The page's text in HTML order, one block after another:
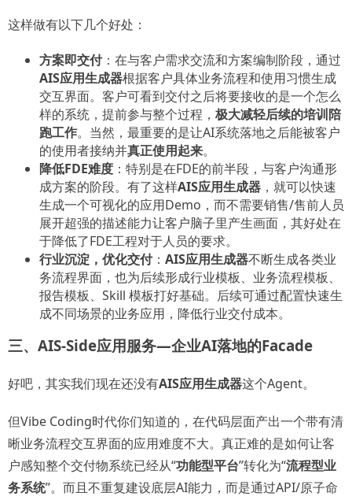
这样做有以下几个好处：
方案即交付：在与客户需求交流和方案编制阶段，通过
AIS应用生成器根据客户具体业务流程和使用习惯生成
交互界面。客户可看到交付之后将要接收的是一个怎么
样的系统，提前参与整个过程， 极大减轻后续的培训陪
跑工作。当然，最重要的是让AI系统落地之后能被客户
的使用者接纳并真正使用起来。
降低FDE难度 ：特别是在FDE的前半段，与客户沟通形
成方案的阶段。有了这样AIS应用生成器 ，就可以快速
生成一个可视化的应用Demo，而不需要销售/售前人员
展开超强的描述能力让客户脑子里产生画面，其好处在
于降低了FDE工程对于人员的要求。
行业沉淀，优化交付： AIS应用生成器不断生成各类业
务流程界面，也为后续形成行业模板、业务流程模板、
报告模板、Skill 模板打好基础。后续可通过配置快速生
成不同场景的业务应用，降低行业交付成本。
三、AIS-Side应用服务—企业AI落地的Facade
好吧，其实我们现在还没有AIS应用生成器这个Agent。
但Vibe Coding时代你们知道的，在代码层面产出一个带有清
晰业务流程交互界面的应用难度不大。真正难的是如何让客
户感知整个交付物系统已经从“功能型平台”转化为“流程型业
务系统”。而且不重复建设底层AI能力，而是通过API/原子命